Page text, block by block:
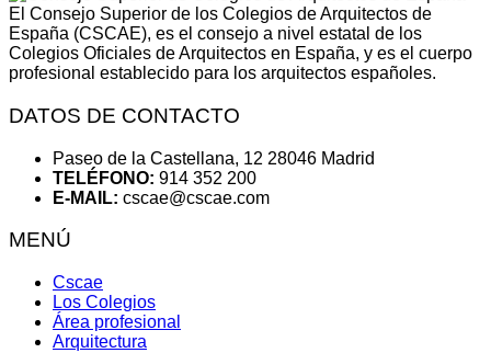
El Consejo Superior de los Colegios de Arquitectos de
España (CSCAE), es el consejo a nivel estatal de los
Colegios Oficiales de Arquitectos en España, y es el cuerpo
profesional establecido para los arquitectos españoles.
DATOS DE CONTACTO
Paseo de la Castellana, 12 28046 Madrid
TELÉFONO: 914 352 200
E-MAIL: cscae@cscae.com
MENÚ
Cscae
Los Colegios
Área profesional
Arquitectura